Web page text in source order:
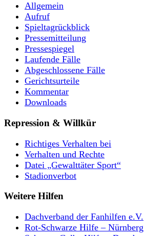
Allgemein
Aufruf
Spieltagrückblick
Pressemitteilung
Pressespiegel
Laufende Fälle
Abgeschlossene Fälle
Gerichtsurteile
Kommentar
Downloads
Repression & Willkür
Richtiges Verhalten bei
Verhalten und Rechte
Datei „Gewalttäter Sport“
Stadionverbot
Weitere Hilfen
Dachverband der Fanhilfen e.V.
Rot-Schwarze Hilfe – Nürnberg